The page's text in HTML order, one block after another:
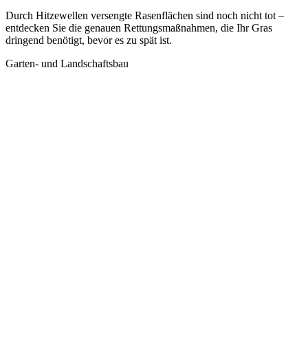
Durch Hitzewellen versengte Rasenflächen sind noch nicht tot –
entdecken Sie die genauen Rettungsmaßnahmen, die Ihr Gras
dringend benötigt, bevor es zu spät ist.
Garten- und Landschaftsbau